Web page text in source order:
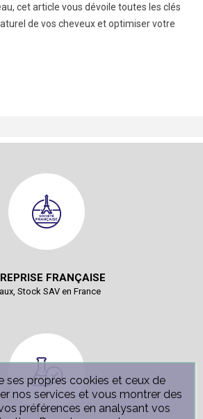
cet article vous dévoile toutes les clés
de vos cheveux et optimiser votre
FRANÇAISE
Stock SAV en France
ses propres cookies et ceux de
nos services et vous montrer des
préférences en analysant vos